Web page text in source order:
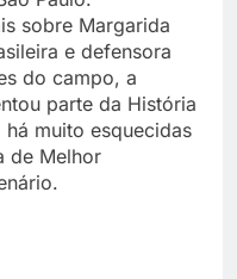
sobre Margarida
e defensora
do campo, a
parte da História
muito esquecidas
de Melhor